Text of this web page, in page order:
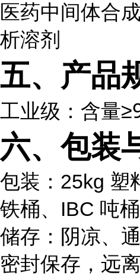
医药中间体合
析溶剂
五、产品
工业级：含量
六、包装
包装：25kg 塑
铁桶、IBC 吨
储存：阴凉、
密封保存，远